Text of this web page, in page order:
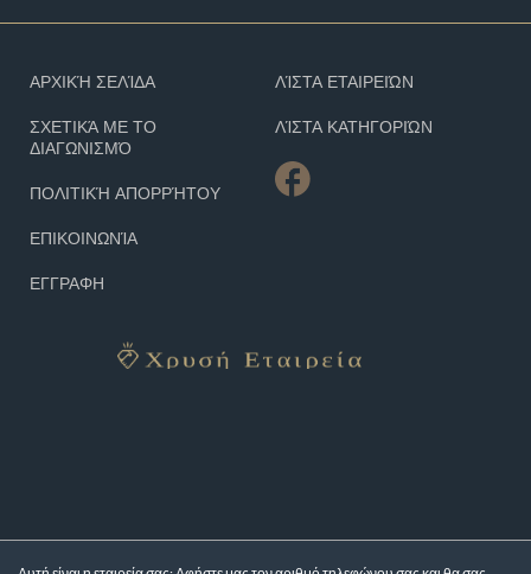
ΑΡΧΙΚΉ ΣΕΛΊΔΑ
ΣΧΕΤΙΚΆ ΜΕ ΤΟ
ΔΙΑΓΩΝΙΣΜΌ
ΠΟΛΙΤΙΚΉ ΑΠΟΡΡΉΤΟΥ
ΕΠΙΚΟΙΝΩΝΊΑ
ΕΓΓΡΑΦΗ
ΛΊΣΤΑ ΕΤΑΙΡΕΙΏΝ
ΛΊΣΤΑ ΚΑΤΗΓΟΡΙΏΝ